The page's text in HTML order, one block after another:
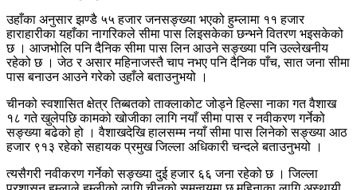
उहाँका अनुसार झण्डै ५५ हजार जनसङ्ख्या भएको हुम्लामा ११ हजार
हाराहारीका यहाँका नागरिकले सीमा पास लिइसकेका छन्भने वितरण भइसकेको
छ । आजभोलि पनि दैनिक सीमा पास लिन आउने सङ्ख्या पनि उल्लेखनीय
रहेको छ । जेठ र असार महिनाजस्तै चाप नभए पनि दैनिक पाँच, सात जना सीमा
पास बनाउन आउने गरेको उहाँले बताउनुभयो ।
चीनको स्वशासित क्षेत्र तिब्बतको ताक्लाकोट जोड्ने हिल्सा नाका गत वैशाख
१८ गते खुलेपछि कामको खोजीका लागि नयाँ सीमा पास र नवीकरण गर्नेको
सङ्ख्या बढेको हो । वैशाखदेखि हालसम्म नयाँ सीमा पास लिनेको सङ्ख्या आठ
हजार ९१३ रहेको सहायक प्रमुख जिल्ला अधिकारी चन्दले बताउनुभयो ।
त्यसैगरी नवीकरण गर्नेको सङ्ख्या दुई हजार ६६ जना रहेको छ । जिल्ला